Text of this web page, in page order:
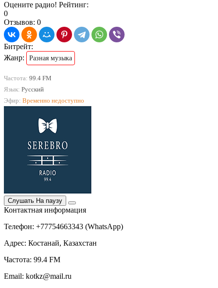
Оцените радио! Рейтинг:
0
Отзывов: 0
Битрейт:
Жанр:
Разная музыка
Частота: 99.4 FM
Язык: Русский
Эфир: Временно недоступно
Слушать На паузу
Контактная информация
Телефон: +77754663343 (WhatsApp)
Адрес: Костанай, Казахстан
Частота: 99.4 FM
Email: kotkz@mail.ru